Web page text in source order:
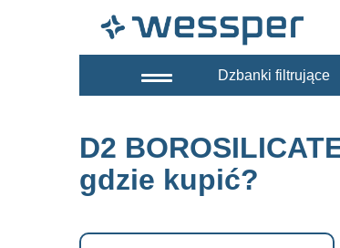
Dzbanki filtrujące
D2
gdzie kupić?